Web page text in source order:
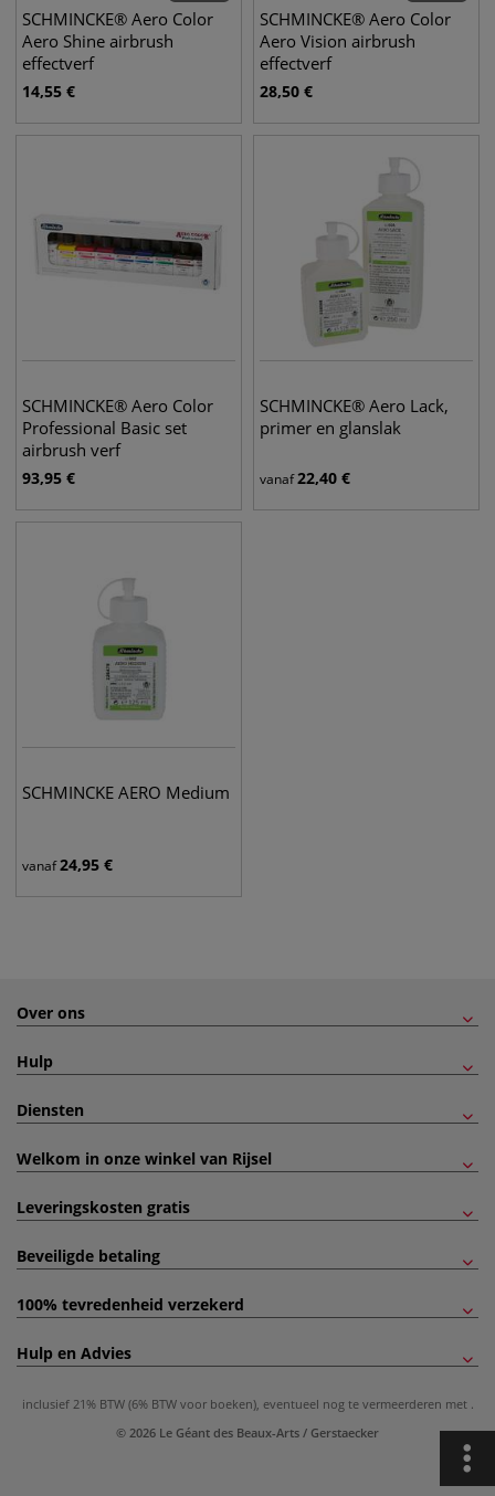
SCHMINCKE® Aero Color
Aero Shine airbrush
effectverf
14,55 €
SCHMINCKE® Aero Color
Aero Vision airbrush
effectverf
28,50 €
SCHMINCKE® Aero Color
Professional Basic set
airbrush verf
93,95 €
SCHMINCKE® Aero Lack,
primer en glanslak
vanaf22,40 €
SCHMINCKE AERO Medium
vanaf24,95 €
Over ons
Hulp
Diensten
Welkom in onze winkel van Rijsel
Leveringskosten gratis
Beveiligde betaling
100% tevredenheid verzekerd
Hulp en Advies
inclusief 21% BTW (6% BTW voor boeken), eventueel nog te vermeerderen met .
© 2026 Le Géant des Beaux-Arts / Gerstaecker